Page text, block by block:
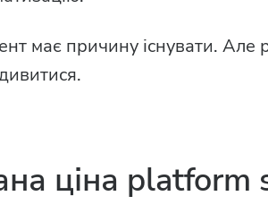
має причину існувати.
ціна platform